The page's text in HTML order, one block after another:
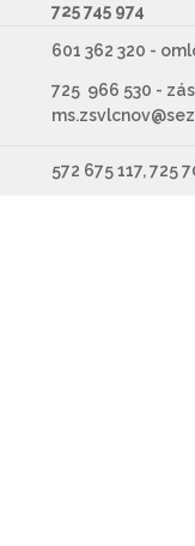
725 745 974
601 362 320 -
725 966 530 -
572 675 117, 725